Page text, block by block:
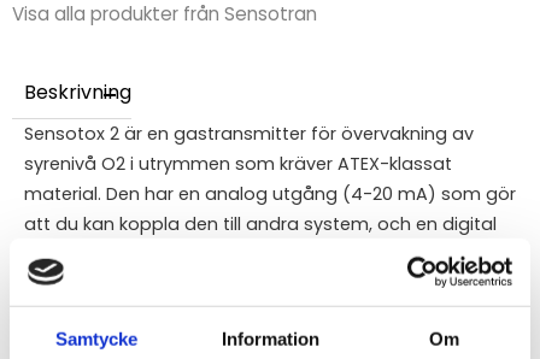
Samtycke Information Om
Visa alla produkter från Sensotran
Beskrivning
Sensotox 2 är en gastransmitter för övervakning av
syrenivå O2 i utrymmen som kräver ATEX-klassat
material. Den har en analog utgång (4-20 mA) som gör
att du kan koppla den till andra system, och en digital
ModBus-utgång för att koppla ihop flera enheter till ett
överordnat system.